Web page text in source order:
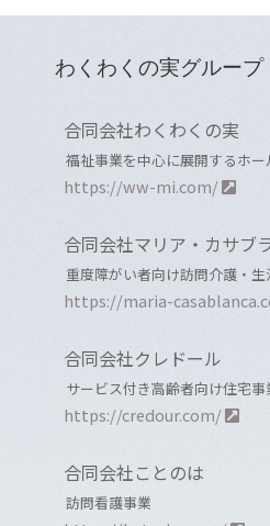
わくわくの実グループ
合同会社わくわくの実
福祉事業を中心に展開するホ
https://ww-mi.com/
合同会社マリア・カサブ
重度障がい者向け訪問介護・生
https://maria-
合同会社クレドール
サービス付き高齢者向け住宅事
https://credour.com/
合同会社ことのは
訪問看護事業